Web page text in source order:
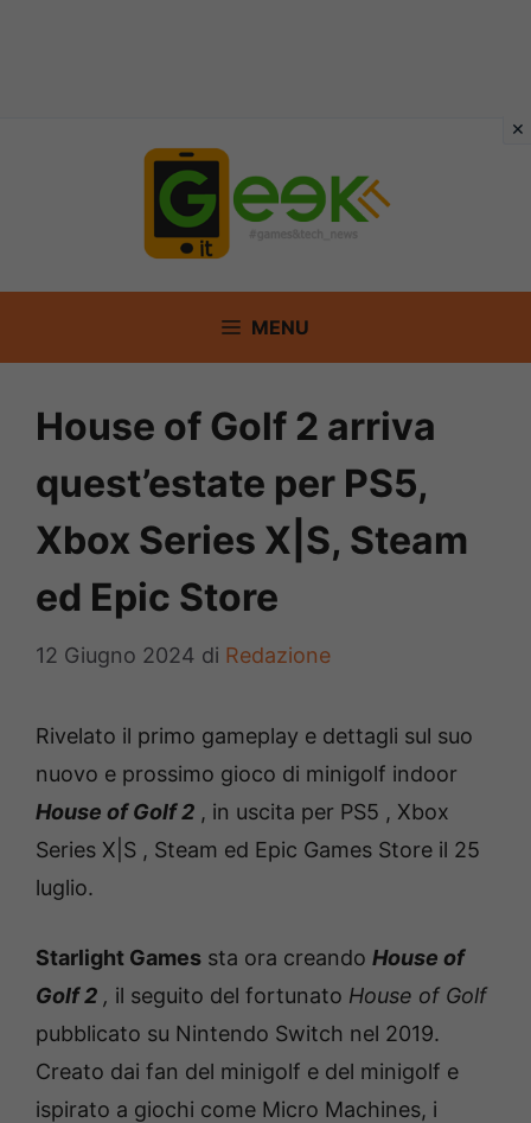
MENU
House of Golf 2 arriva
quest’estate per PS5,
Xbox Series X|S, Steam
ed Epic Store
12 Giugno 2024 di Redazione
Rivelato il primo gameplay e dettagli sul suo
nuovo e prossimo gioco di minigolf indoor
House of Golf 2 , in uscita per PS5 , Xbox
Series X|S , Steam ed Epic Games Store il 25
luglio.
Starlight Games sta ora creando House of
Golf 2 , il seguito del fortunato House of Golf
pubblicato su Nintendo Switch nel 2019.
Creato dai fan del minigolf e del minigolf e
ispirato a giochi come Micro Machines, i